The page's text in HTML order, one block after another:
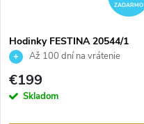
ZADARMO
Hodinky FESTINA 20544/1
Až 100 dní na vrátenie
tovaru. Autorizovaný predajca.
€199
Skladom